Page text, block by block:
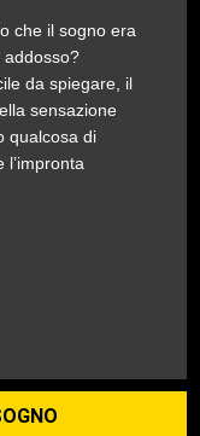
che il sogno era
da spiegare, il
sensazione
qualcosa di